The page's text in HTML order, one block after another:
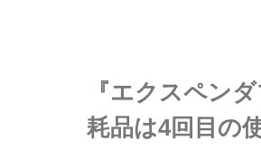
『エクスペン
耗品は4回目の